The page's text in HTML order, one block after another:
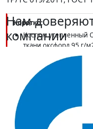
Коротко:
Костюм утепленный
ткани оксфорд 95 г/
Класс
загрязнений, холода
Утеплитель
поясах III, I и II
В наличии в SIZMAG
Костюм утепленный
Нам
компании